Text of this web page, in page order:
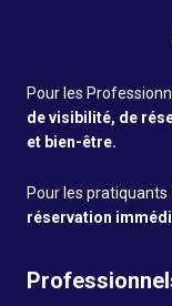
Pour les
de visibilité, de
et bien-être.
Pour les pratiquants
réservation